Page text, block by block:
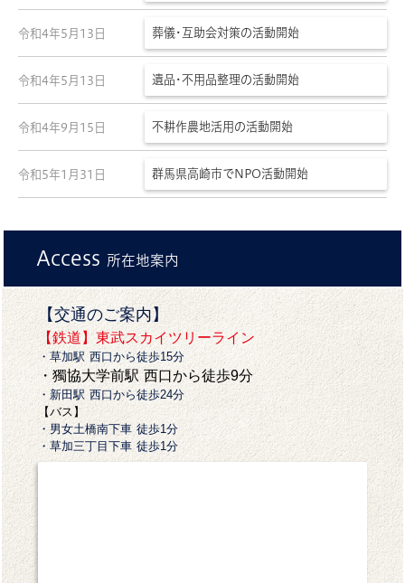
令和4年5月13日 葬儀･互助会対策の活動開始
令和4年5月13日 遺品･不用品整理の活動開始
令和4年9月15日 不耕作農地活用の活動開始
令和5年1月31日 群馬県高崎市でNPO活動開始
Access 所在地案内
【交通のご案内】
【鉄道】東武スカイツリーライン
・草加駅 西口から徒歩15分
・獨協大学前駅 西口から徒歩9分
・新田駅 西口から徒歩24分
【バス】
・男女土橋南下車 徒歩1分
・草加三丁目下車 徒歩1分